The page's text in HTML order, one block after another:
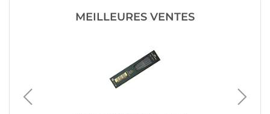
MEILLEURES VENTES